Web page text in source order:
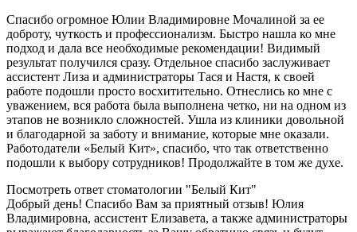
Спасибо огромное Юлии Владимировне Мочалиной за ее
доброту, чуткость и профессионализм. Быстро нашла ко мне
подход и дала все необходимые рекомендации! Видимый
результат получился сразу. Отдельное спасибо заслуживает
ассистент Лиза и администраторы Тася и Настя, к своей
работе подошли просто восхитительно. Отнеслись ко мне с
уважением, вся работа была выполнена четко, ни на одном из
этапов не возникло сложностей. Ушла из клиники довольной
и благодарной за заботу и внимание, которые мне оказали.
Работодатели «Белый Кит», спасибо, что так ответственно
подошли к выбору сотрудников! Продолжайте в том же духе.
Посмотреть ответ стоматологии "Белый Кит"
Добрый день! Спасибо Вам за приятный отзыв! Юлия
Владимировна, ассистент Елизавета, а также администраторы